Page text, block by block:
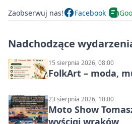
Zaobserwuj nas! Facebook
Nadchodzące
15 sierpnia 2026, 08:00
FolkArt – moda,
23 sierpnia 2026, 10:00
Moto Show
wyścigi wraków